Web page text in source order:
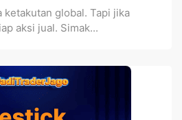
ketakutan global. Tapi jika
aksi jual. Simak...